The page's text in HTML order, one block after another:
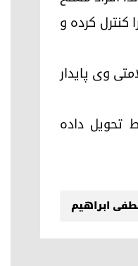
کنترل کرده و
وی پایدار
تحویل داده
ابراهیم